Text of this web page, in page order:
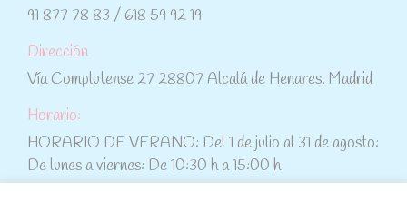
91 877 78 83 / 618 59 92 19
Dirección
Vía Complutense 27 28807 Alcalá de Henares. Madrid
Horario:
HORARIO DE VERANO: Del 1 de julio al 31 de agosto:
De lunes a viernes: De 10:30 h a 15:00 h